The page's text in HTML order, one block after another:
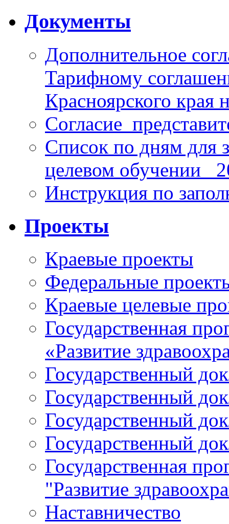
Документы
Дополнительное
Тарифному
Красноярского края
Список по дням для
целевом обучении_
Инструкция по
Проекты
Краевые проекты
Федеральные
Краевые целевые
Государственная
«Развитие
Государственный
Государственный
Государственный
Государственный
Государственная
"Развитие
Наставничество